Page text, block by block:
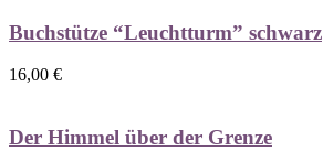
Buchstütze “Leuchtturm” schwarz
16,00 €
Der Himmel über der Grenze